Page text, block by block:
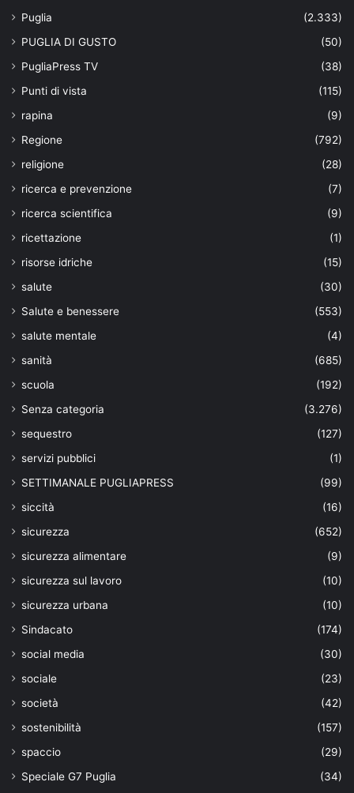
Puglia
(2.333)
PUGLIA DI GUSTO
(50)
PugliaPress TV
(38)
Punti di vista
(115)
rapina
(9)
Regione
(792)
religione
(28)
ricerca e prevenzione
(7)
ricerca scientifica
(9)
ricettazione
(1)
risorse idriche
(15)
salute
(30)
Salute e benessere
(553)
salute mentale
(4)
sanità
(685)
scuola
(192)
Senza categoria
(3.276)
sequestro
(127)
servizi pubblici
(1)
SETTIMANALE PUGLIAPRESS
(99)
siccità
(16)
sicurezza
(652)
sicurezza alimentare
(9)
sicurezza sul lavoro
(10)
sicurezza urbana
(10)
Sindacato
(174)
social media
(30)
sociale
(23)
società
(42)
sostenibilità
(157)
spaccio
(29)
Speciale G7 Puglia
(34)